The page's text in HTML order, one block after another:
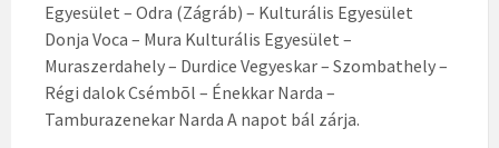
Egyesület – Odra (Zágráb) – Kulturális Egyesület
Donja Voca – Mura Kulturális Egyesület –
Muraszerdahely – Durdice Vegyeskar – Szombathely –
Régi dalok Csémbõl – Énekkar Narda –
Tamburazenekar Narda A napot bál zárja.